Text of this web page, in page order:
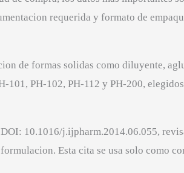
requerida y formato de
de formas solidas como diluyente,
PH-102, PH-112 y PH-200,
10.1016/j.ijpharm.2014.06.055,
Esta cita se usa solo como